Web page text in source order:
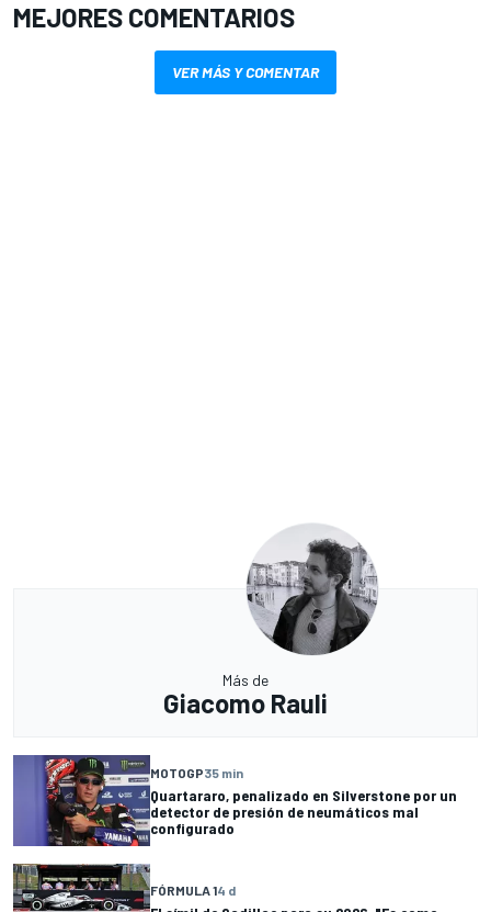
MEJORES COMENTARIOS
VER MÁS Y COMENTAR
Más de
Giacomo Rauli
MOTOGP35 min
Quartararo, penalizado en Silverstone por un
detector de presión de neumáticos mal
configurado
FÓRMULA 14 d